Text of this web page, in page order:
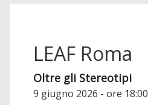
LEAF Roma
Oltre gli Stereotipi
9 giugno 2026 - ore 18:00